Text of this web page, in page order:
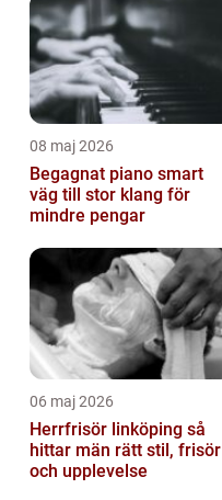
08 maj 2026
Begagnat piano smart
väg till stor klang för
mindre pengar
06 maj 2026
Herrfrisör linköping så
hittar män rätt stil, frisör
och upplevelse